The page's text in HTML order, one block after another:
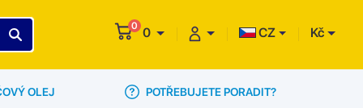
0 0 CZ Kč
OLEJ POTŘEBUJETE PORADIT?